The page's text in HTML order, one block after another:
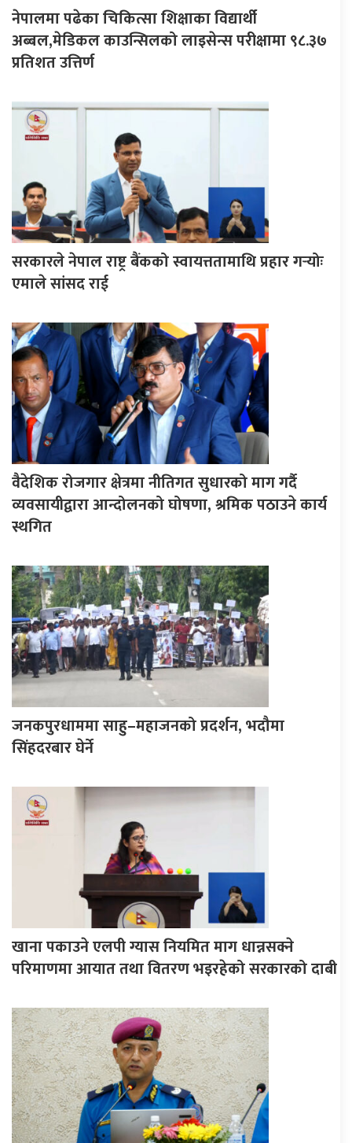
नेपालमा पढेका चिकित्सा शिक्षाका विद्यार्थी
अब्बल,मेडिकल काउन्सिलको लाइसेन्स परीक्षामा ९८.३७
प्रतिशत उत्तिर्ण
सरकारले नेपाल राष्ट्र बैंकको स्वायत्ततामाथि प्रहार गर्‍योः
एमाले सांसद राई
वैदेशिक रोजगार क्षेत्रमा नीतिगत सुधारको माग गर्दै
व्यवसायीद्वारा आन्दोलनको घोषणा, श्रमिक पठाउने कार्य
स्थगित
जनकपुरधाममा साहु–महाजनको प्रदर्शन, भदौमा
सिंहदरबार घेर्ने
खाना पकाउने एलपी ग्यास नियमित माग धान्नसक्ने
परिमाणमा आयात तथा वितरण भइरहेको सरकारको दाबी